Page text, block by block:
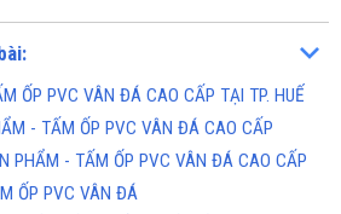
ỐP PVC VÂN ĐÁ CAO CẤP TẠI TP. HUẾ
- TẤM ỐP PVC VÂN ĐÁ CAO CẤP
PHẨM - TẤM ỐP PVC VÂN ĐÁ CAO CẤP
ỐP PVC VÂN ĐÁ